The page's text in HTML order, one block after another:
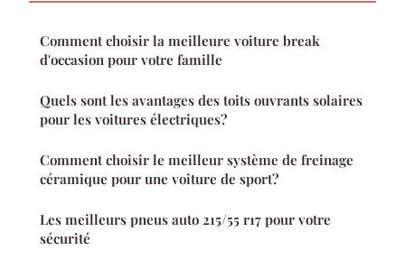
Comment choisir la meilleure voiture break
d'occasion pour votre famille
Quels sont les avantages des toits ouvrants solaires
pour les voitures électriques?
Comment choisir le meilleur système de freinage
céramique pour une voiture de sport?
Les meilleurs pneus auto 215/55 r17 pour votre
sécurité